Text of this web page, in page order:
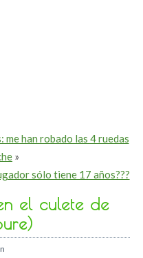
han robado las 4 ruedas
»
sólo tiene 17 años???
el culete de